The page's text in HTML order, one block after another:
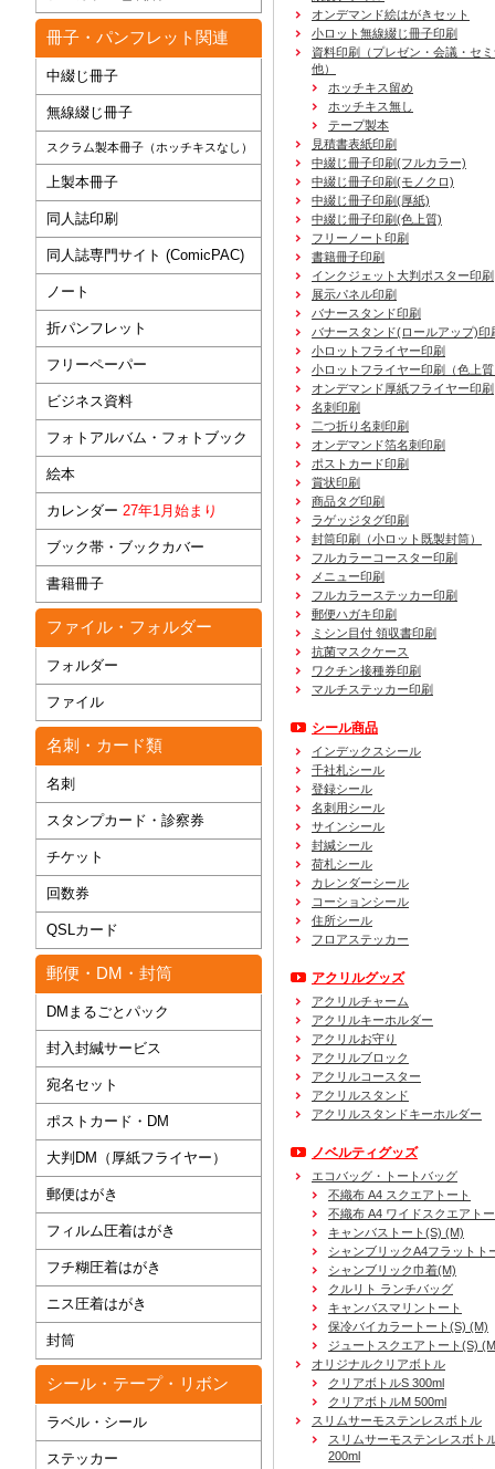
冊子・パンフレット関連
中綴じ冊子
無線綴じ冊子
スクラム製本冊子（ホッチキスなし）
上製本冊子
同人誌印刷
同人誌専門サイト (ComicPAC)
ノート
折パンフレット
フリーペーパー
ビジネス資料
フォトアルバム・フォトブック
絵本
カレンダー 27年1月始まり
ブック帯・ブックカバー
書籍冊子
ファイル・フォルダー
フォルダー
ファイル
名刺・カード類
名刺
スタンプカード・診察券
チケット
回数券
QSLカード
郵便・DM・封筒
DMまるごとパック
封入封緘サービス
宛名セット
ポストカード・DM
大判DM（厚紙フライヤー）
郵便はがき
フィルム圧着はがき
フチ糊圧着はがき
ニス圧着はがき
封筒
シール・テープ・リボン
ラベル・シール
ステッカー
オンデマンド絵はがきセット
小ロット無線綴じ冊子印刷
資料印刷
（プレゼン・会議・セ
他）
ホッチキス留め
ホッチキス無し
テープ製本
見積書表紙印刷
中綴じ冊子印刷(フルカラー)
中綴じ冊子印刷(モノクロ)
中綴じ冊子印刷(厚紙)
中綴じ冊子印刷(色上質)
フリーノート印刷
書籍冊子印刷
インクジェット大判ポスター印刷
展示パネル印刷
バナースタンド印刷
バナースタンド(ロールアップ)印
小ロットフライヤー印刷
小ロットフライヤー印刷（色上
オンデマンド厚紙フライヤー印刷
名刺印刷
二つ折り名刺印刷
オンデマンド箔名刺印刷
ポストカード印刷
賞状印刷
商品タグ印刷
ラゲッジタグ印刷
封筒印刷
（小ロット既製封筒）
フルカラーコースター印刷
メニュー印刷
フルカラーステッカー印刷
郵便ハガキ印刷
ミシン目付 領収書印刷
抗菌マスクケース
ワクチン接種券印刷
マルチステッカー印刷
シール商品
インデックスシール
千社札シール
登録シール
名刺用シール
サインシール
封緘シール
荷札シール
カレンダーシール
コーションシール
住所シール
フロアステッカー
アクリルグッズ
アクリルチャーム
アクリルキーホルダー
アクリルお守り
アクリルブロック
アクリルコースター
アクリルスタンド
アクリルスタンドキーホルダー
ノベルティグッズ
エコバッグ・トートバッグ
不織布 A4 スクエアトート
不織布 A4 ワイドスクエアト
キャンバストート(S) (M)
シャンブリックA4フラットト
シャンブリック巾着(M)
クルリト ランチバッグ
キャンバスマリントート
保冷バイカラートート(S) (M)
ジュートスクエアトート(S)
オリジナルクリアボトル
クリアボトルS 300ml
クリアボトルM 500ml
スリムサーモステンレスボトル
スリムサーモステンレスボト
200ml